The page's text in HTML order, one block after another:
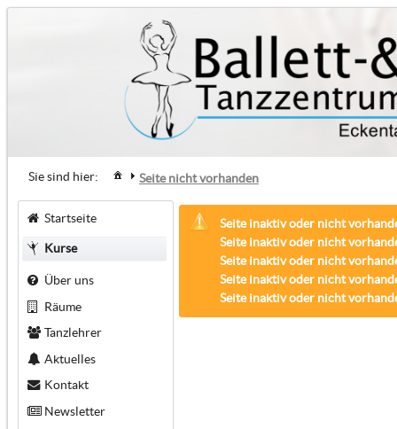
Sie sind hier: Seite nicht vorhanden
Startseite
Kurse
Über uns
Räume
Tanzlehrer
Aktuelles
Kontakt
Newsletter
Seite inaktiv oder nicht
Seite inaktiv oder nicht
Seite inaktiv oder nicht
Seite inaktiv oder nicht
Seite inaktiv oder nicht